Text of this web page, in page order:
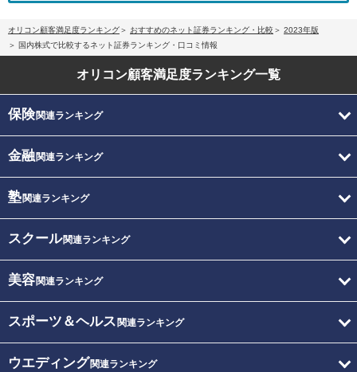
オリコン顧客満足度ランキング おすすめのネット証券ランキング・比較
2023年版
国内株式で比較するネット証券ランキング・口コミ情報
オリコン顧客満足度ランキング一覧
保険関連ランキング
金融関連ランキング
塾関連ランキング
スクール関連ランキング
美容関連ランキング
スポーツ＆ヘルス 関連ランキング
ウエディング関連ランキング